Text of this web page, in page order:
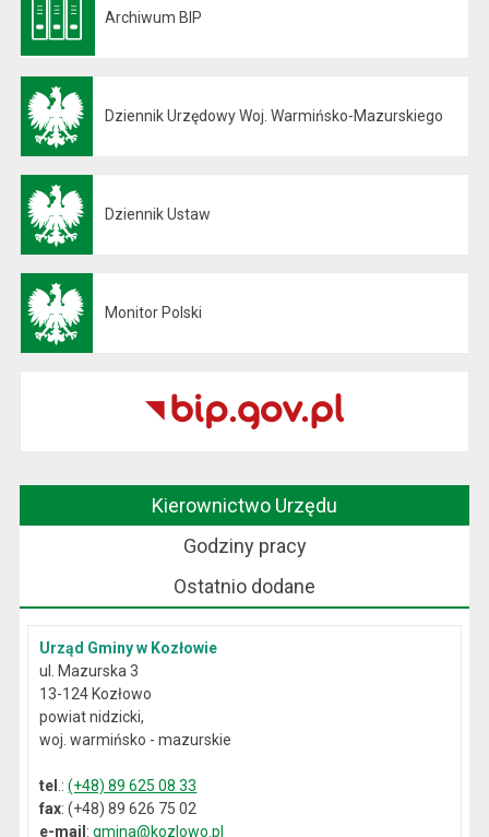
Archiwum BIP
Dziennik Urzędowy Woj. Warmińsko-Mazurskiego
Dziennik Ustaw
Monitor Polski
Kierownictwo Urzędu
Godziny pracy
Ostatnio dodane
Urząd Gminy w Kozłowie
ul. Mazurska 3
13-124 Kozłowo
powiat nidzicki,
woj. warmińsko - mazurskie
tel .:(+48) 89 625 08 33
fax: (+48) 89 626 75 02
e-mail:gmina@kozlowo.pl